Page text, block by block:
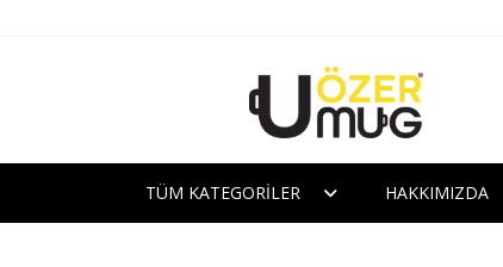
TÜM KATEGORILER HAKKIMIZDA